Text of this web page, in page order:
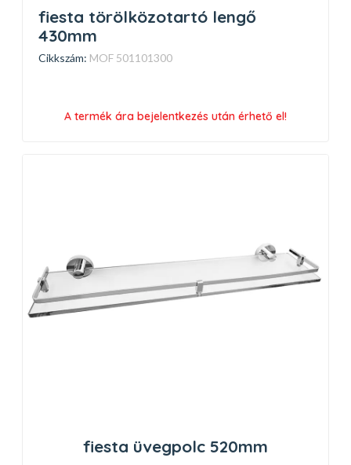
fiesta törölközotartó lengő
430mm
Cikkszám: MOF 501101300
A termék ára bejelentkezés után érhető el!
fiesta üvegpolc 520mm